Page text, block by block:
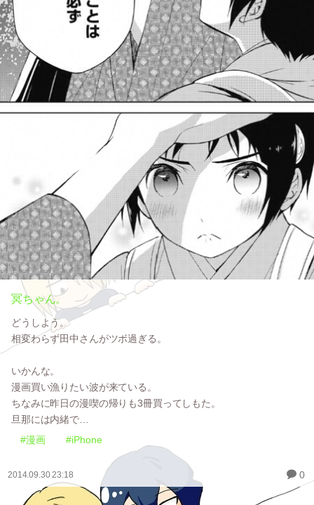
冥ちゃん。
どうしよう。
相変わらず田中さんがツボ過ぎる。
いかんな。
漫画買い漁りたい波が来ている。
ちなみに昨日の漫喫の帰りも3冊買ってしもた。
旦那には内緒で…
#漫画
#iPhone
2014.09.30 23:18 0